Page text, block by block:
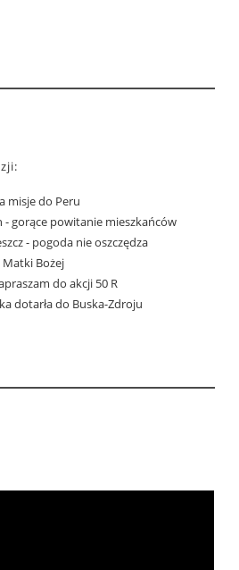
misje do Peru
- gorące powitanie mieszkańców
- pogoda nie oszczędza
Bożej
do akcji 50 R
dotarła do Buska-Zdroju